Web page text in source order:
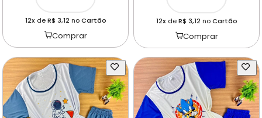
12xdeR$ 3,12 noCartão
Comprar
12xdeR$ 3,12 noCartão
Comprar